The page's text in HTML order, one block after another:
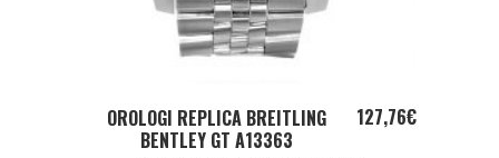
ADD TO CART
OROLOGI REPLICA BREITLING
BENTLEY GT A13363
127,76€